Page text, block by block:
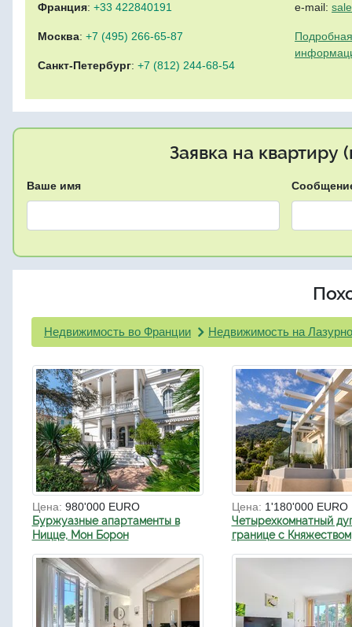
Франция: +33 422840191
Москва: +7 (495) 266-65-87
Санкт-Петербург: +7 (812) 244-68-54
e-mail:
Заявка на квартиру
Ваше имя
Недвижимость во Франции Недвижимость на
Цена: 980'000 EURO
Буржуазные апартаменты в
Ницце, Мон Борон
Цена: 1'180'000 EURO
Четырехкомнатный
границе с Княжеством